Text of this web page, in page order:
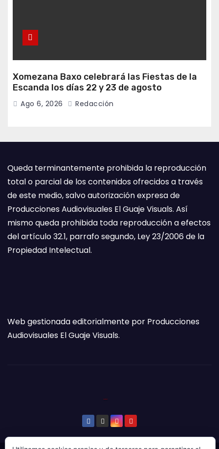
Xomezana Baxo celebrará las Fiestas de la
Escanda los días 22 y 23 de agosto
Ago 6, 2026 Redacción
Queda terminantemente prohibida la reproducción
total o parcial de los contenidos ofrecidos a través
de este medio, salvo autorización expresa de
Producciones Audiovisuales El Guaje Visuals. Así
mismo queda prohibida toda reproducción a efectos
del artículo 32.1, parrafo segundo, Ley 23/2006 de la
Propiedad Intelectual.
Web gestionada editorialmente por Producciones
Audiovisuales El Guaje Visuals.